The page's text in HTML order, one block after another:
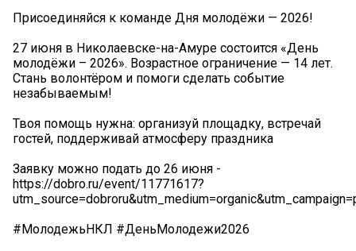
Присоединяйся к команде Дня молодёжи — 2026!
27 июня в Николаевске-на-Амуре состоится «День
молодёжи – 2026». Возрастное ограничение — 14 лет.
Стань волонтёром и помоги сделать событие
незабываемым!
Твоя помощь нужна: организуй площадку, встречай
гостей, поддерживай атмосферу праздника
Заявку можно подать до 26 июня -
https://dobro.ru/event/11771617?
#МолодежьНКЛ #ДеньМолодежи2026